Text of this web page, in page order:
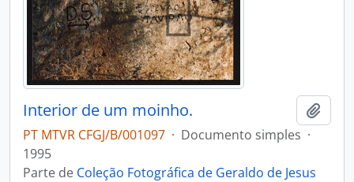
Interior de um moinho.
PT MTVR CFGJ/B/001097 · Documento simples ·
1995
Parte de Coleção Fotográfica de Geraldo de Jesus